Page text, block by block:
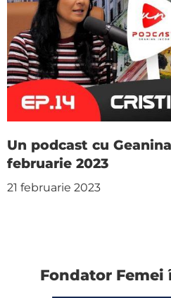
Un podcast cu
februarie 2023
21 februarie 2023
Fondator